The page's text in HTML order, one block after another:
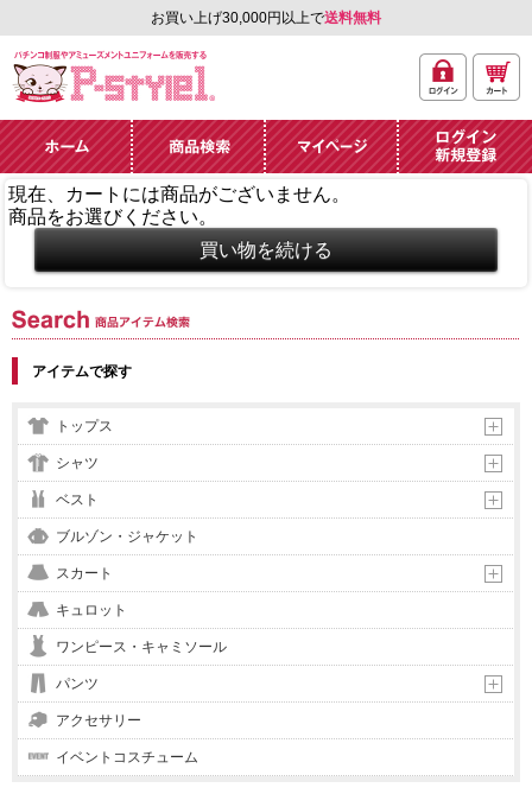
お買い上げ30,000円以上で送料無料
ーズメントユニフォー
ム通販「P-style 1」.
イン
ト
ホーム 商品検索 マイページ
現在、カートには商品がございません。
商品をお選びください。
商品アイテム検索
アイテムで探す
トップス
シャツ
ベスト
ブルゾン・ジャケット
スカート
キュロット
ワンピース・キャミソール
パンツ
アクセサリー
イベントコスチューム